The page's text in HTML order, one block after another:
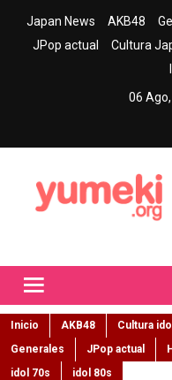
Japan News AKB48
JPop actual
Cultura
06
Inicio AKB48 Cultura idol
Generales
JPop actual
idol 70s
idol 80s